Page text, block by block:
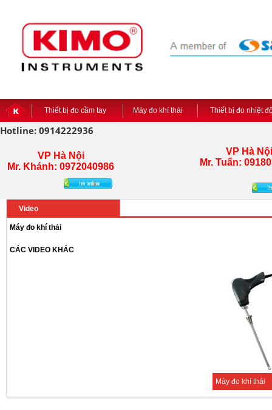
Thiết bị đo cầm tay Máy đo khí thải Thiết bị đo nhiệt
Hotline: 0914222936
VP Hà Nội
Mr. Khánh: 0972040986
VP Hà Nội
Mr. Tuấn:
Video
Máy đo khí thải
CÁC VIDEO KHÁC
Máy đo khí thải